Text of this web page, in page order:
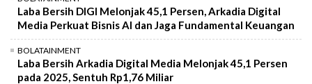
Laba Bersih DIGI Melonjak 45,1 Persen, Arkadia Digital
Media Perkuat Bisnis AI dan Jaga Fundamental Keuangan
BOLATAINMENT
Laba Bersih Arkadia Digital Media Melonjak 45,1 Persen
pada 2025, Sentuh Rp1,76 Miliar